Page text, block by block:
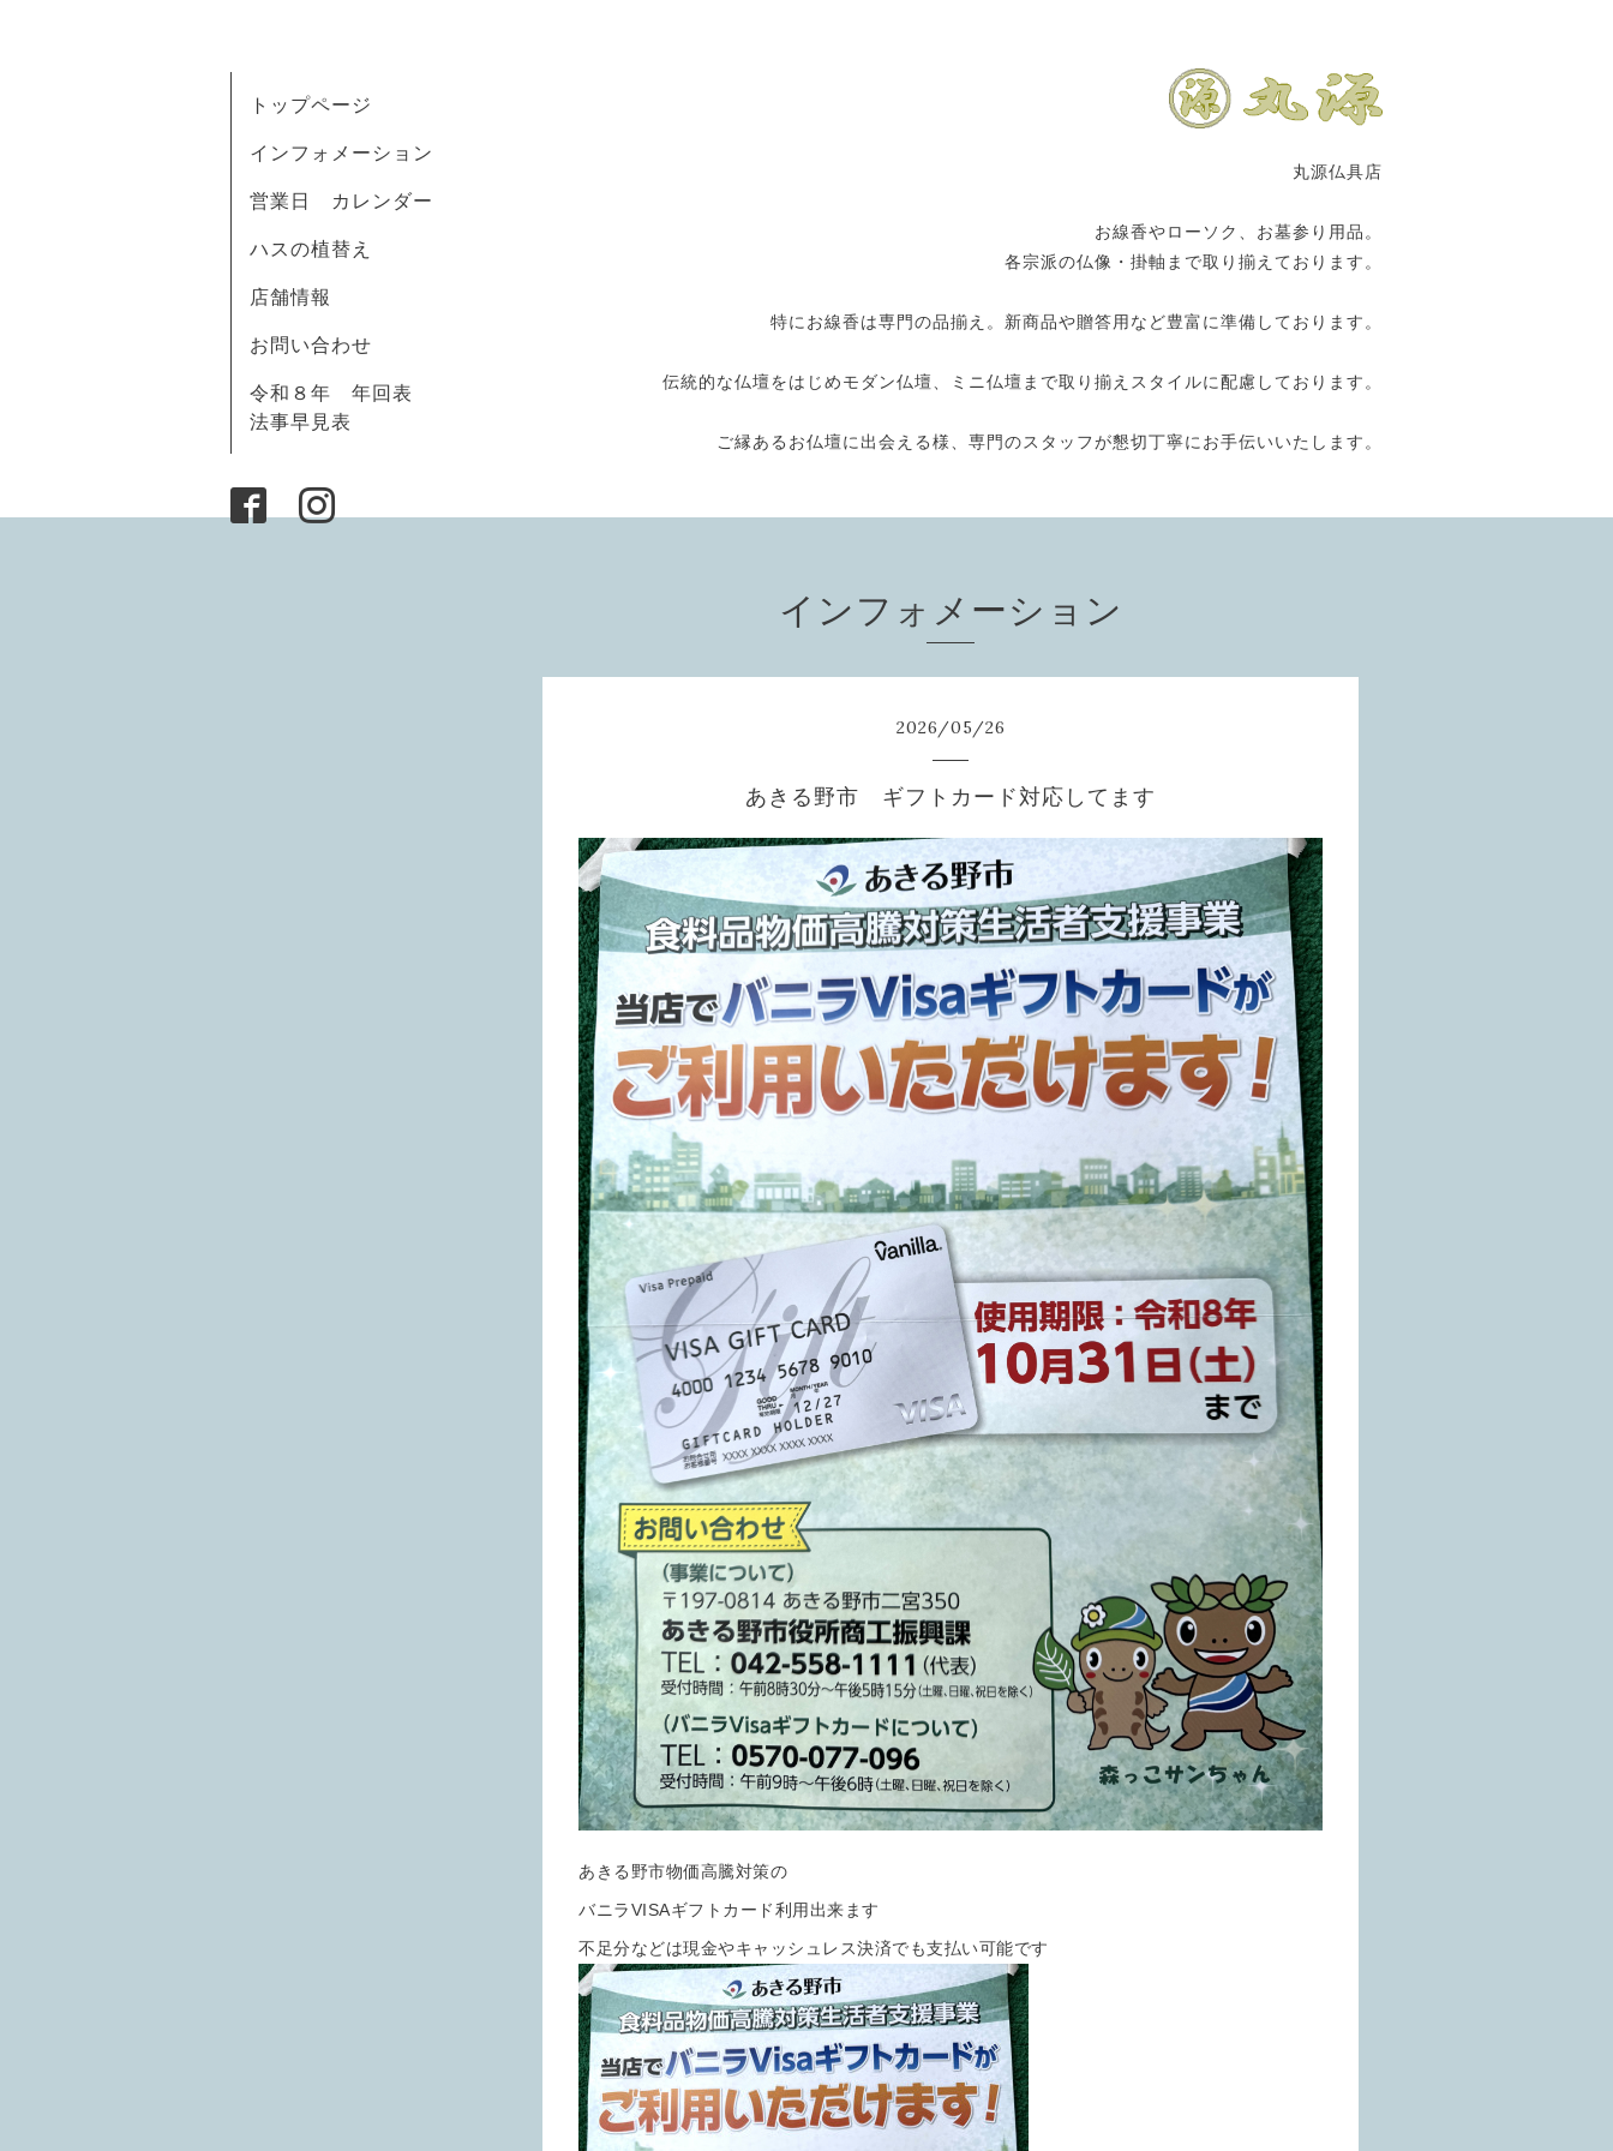
丸源仏具店
お線香やローソク、お墓参り用品。
各宗派の仏像・掛軸まで取り揃えております。
特にお線香は専門の品揃え。新商品や贈答用など豊富に準備しております。
伝統的な仏壇をはじめモダン仏壇、ミニ仏壇まで取り揃えスタイルに配慮しております。
ご縁あるお仏壇に出会える様、専門のスタッフが懇切丁寧にお手伝いいたします。
トップページ
インフォメーション
営業日 カレンダー
ハスの植替え
店舗情報
お問い合わせ
令和８年 年回表
法事早見表
インフォメーション
2026/05/26
あきる野市 ギフトカード対応してます
あきる野市物価高騰対策の
バニラVISAギフトカード利用出来ます
不足分などは現金やキャッシュレス決済でも支払い可能です